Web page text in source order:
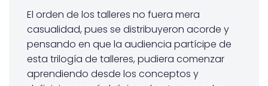
El orden de los talleres no fuera mera
casualidad, pues se distribuyeron acorde y
pensando en que la audiencia partícipe de
esta trilogía de talleres, pudiera comenzar
aprendiendo desde los conceptos y